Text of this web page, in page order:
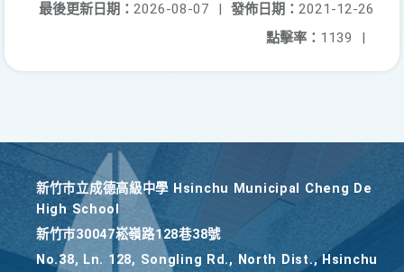
發佈日期： 2021-12-26
最後更新日期： 2026-08-07
|
點擊率： 1139 |
新竹巿立成德高級中學 Hsinchu Municipal Cheng De
High School
新竹巿30047崧嶺路128巷38號
No.38, Ln. 128, Songling Rd., North Dist., Hsinchu